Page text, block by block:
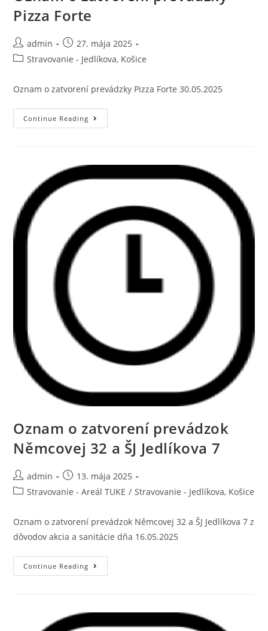
Pizza Forte
admin
27. mája 2025
Stravovanie - Jedlíkova, Košice
Oznam o zatvorení prevádzky Pizza Forte 30.05.2025
Continue Reading
Oznam o zatvorení prevádzok
Němcovej 32 a ŠJ Jedlíkova 7
admin
13. mája 2025
Stravovanie - Areál TUKE / Stravovanie - Jedlíkova, Košice
Oznam o zatvorení prevádzok Němcovej 32 a ŠJ Jedlíkova 7 z
dôvodov akcia a sanitácie dňa 16.05.2025
Continue Reading